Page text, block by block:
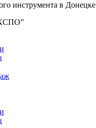
инструмента в Донецке